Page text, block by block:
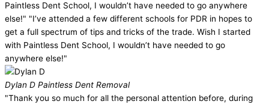
Paintless Dent School, I wouldn’t have needed to go anywhere
else!" "I’ve attended a few different schools for PDR in hopes to
get a full spectrum of tips and tricks of the trade. Wish I started
with Paintless Dent School, I wouldn’t have needed to go
anywhere else!"
Dylan D Paintless Dent Removal
"Thank you so much for all the personal attention before, during